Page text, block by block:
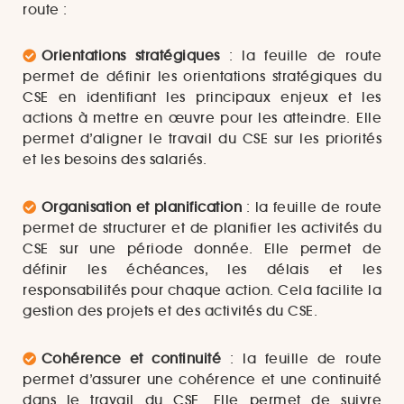
route :
Orientations stratégiques: la feuille de route
permet de définir les orientations stratégiques du
CSE en identifiant les principaux enjeux et les
actions à mettre en œuvre pour les atteindre. Elle
permet d’aligner le travail du CSE sur les priorités
et les besoins des salariés.
Organisation et planification : la feuille de route
permet de structurer et de planifier les activités du
CSE sur une période donnée. Elle permet de
définir les échéances, les délais et les
responsabilités pour chaque action. Cela facilite la
gestion des projets et des activités du CSE.
Cohérence et continuité : la feuille de route
permet d’assurer une cohérence et une continuité
dans le travail du CSE. Elle permet de suivre